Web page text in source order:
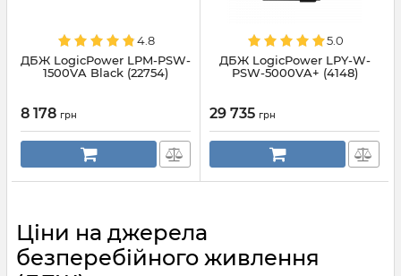
4.8
ДБЖ LogicPower LPM-PSW-
1500VA Black (22754)
8 178 грн
5.0
ДБЖ LogicPower LPY-W-
PSW-5000VA+ (4148)
29 735 грн
Ціни на джерела
безперебійного живлення